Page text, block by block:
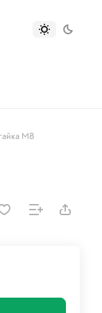
M8